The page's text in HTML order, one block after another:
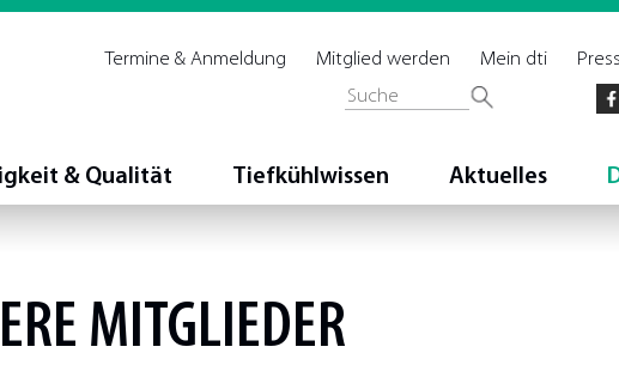
Mein dti
Mitglied werden
Termine & Anmeldung
& Qualität Tiefkühlwissen Aktuelles
MITGLIEDER